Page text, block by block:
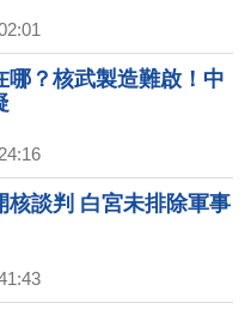
哪？核武製造難啟！中
核談判 白宮未排除軍事